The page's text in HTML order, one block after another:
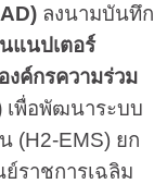
ลงนามบันทึก
แนปเตอร์
องค์กรความร่วม
เพื่อพัฒนาระบบ
(H2-EMS) ยก
ราชการเฉลิม